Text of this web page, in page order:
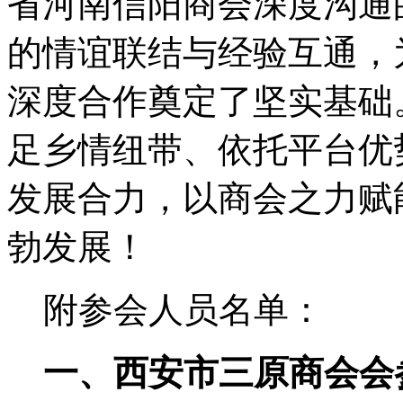
的情谊联结与经验互通
深度合作奠定了坚实基
足乡情纽带、依托平台
发展合力，以商会之力
勃发展！
附参会人员名单：
一、西安市三原商会